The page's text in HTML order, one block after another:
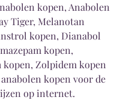
kopen, Anabolen
Tiger, Melanotan
kopen, Dianabol
kopen,
kopen, Zolpidem kopen
kopen voor de
op internet.